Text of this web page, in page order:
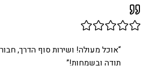
“אוכל מעולה! ושירות סוף הדרך,
תודה ובשמחות!”